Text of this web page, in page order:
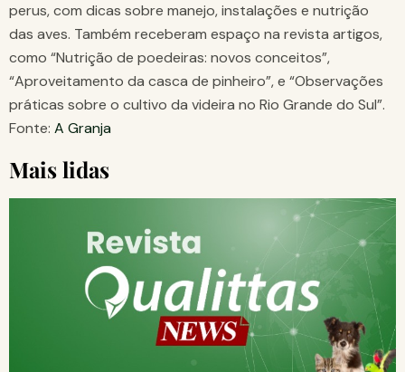
perus, com dicas sobre manejo, instalações e nutrição
das aves. Também receberam espaço na revista artigos,
como “Nutrição de poedeiras: novos conceitos”,
“Aproveitamento da casca de pinheiro”, e “Observações
práticas sobre o cultivo da videira no Rio Grande do Sul”.
Fonte: A Granja
Mais lidas